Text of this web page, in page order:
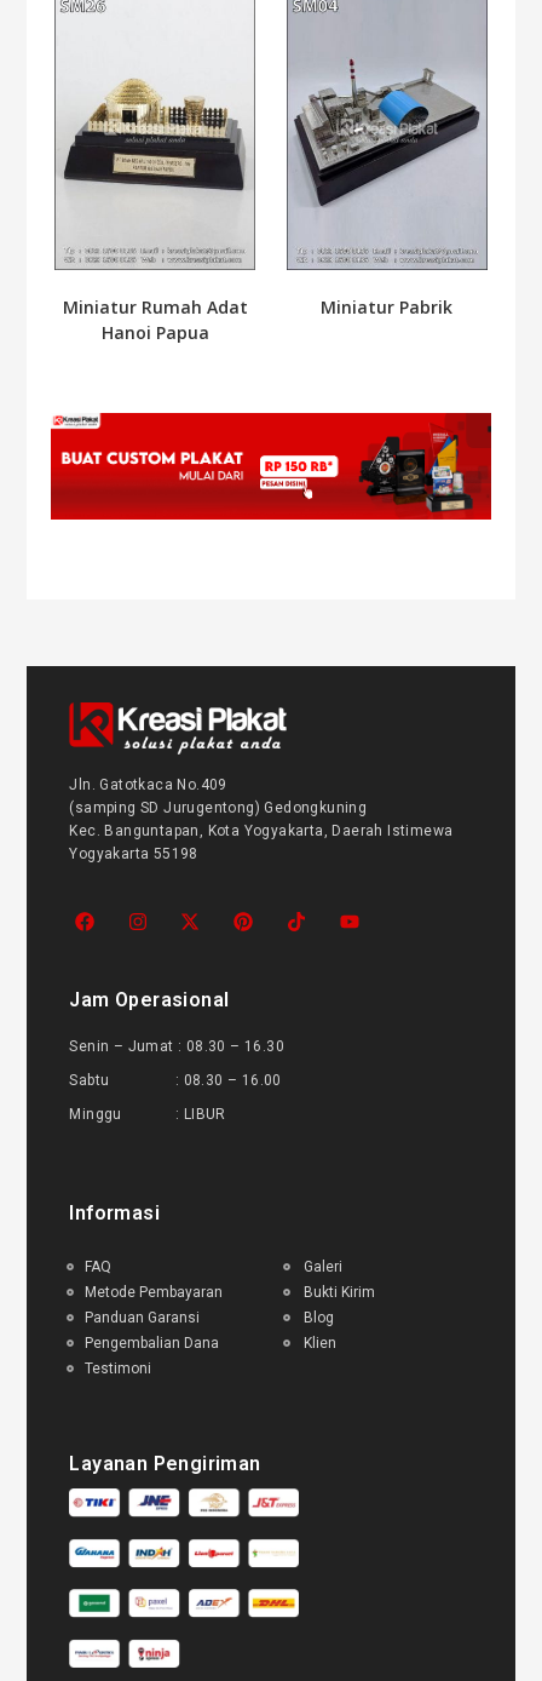
Miniatur Rumah Adat
Hanoi Papua
Miniatur Pabrik
Jln. Gatotkaca No.409
(samping SD Jurugentong) Gedongkuning
Kec. Banguntapan, Kota Yogyakarta, Daerah Istimewa
Yogyakarta 55198
Jam Operasional
Senin – Jumat : 08.30 – 16.30
Sabtu : 08.30 – 16.00
Minggu : LIBUR
Informasi
FAQ
Metode Pembayaran
Panduan Garansi
Pengembalian Dana
Testimoni
Galeri
Bukti Kirim
Blog
Klien
Layanan Pengiriman